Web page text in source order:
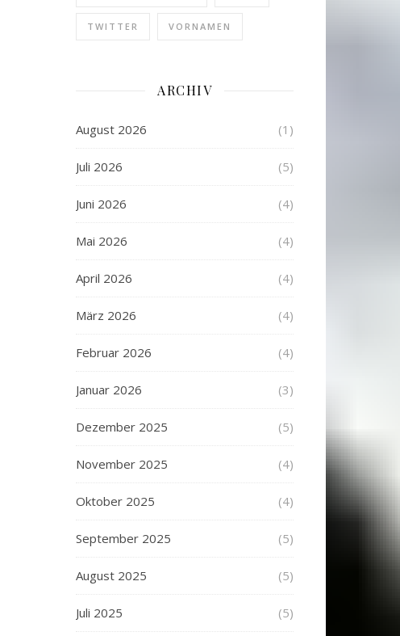
TWITTER VORNAMEN
ARCHIV
August 2026 (1)
Juli 2026 (5)
Juni 2026 (4)
Mai 2026 (4)
April 2026 (4)
März 2026 (4)
Februar 2026 (4)
Januar 2026 (3)
Dezember 2025 (5)
November 2025 (4)
Oktober 2025 (4)
September 2025 (5)
August 2025 (5)
Juli 2025 (5)